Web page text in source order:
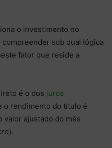
o investimento no
sob qual lógica
fator que reside a
é o dos juros
o rendimento do título é
valor ajustado do mês